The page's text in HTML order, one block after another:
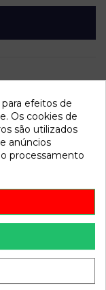
- 12.97
efeitos de
Os cookies de
são utilizados
anúncios
processamento